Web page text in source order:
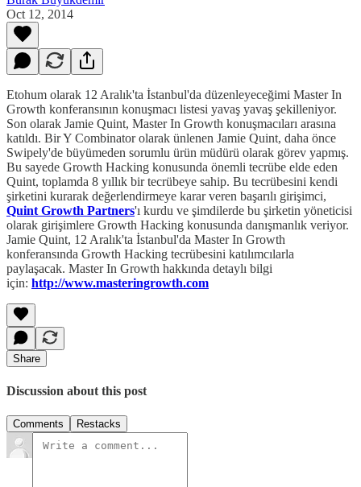
Oct 12, 2014
Etohum olarak 12 Aralık'ta İstanbul'da düzenleyeceğimi Master In
Growth konferansının konuşmacı listesi yavaş yavaş şekilleniyor.
Son olarak Jamie Quint, Master In Growth konuşmacıları arasına
katıldı. Bir Y Combinator olarak ünlenen Jamie Quint, daha önce
Swipely'de büyümeden sorumlu ürün müdürü olarak görev yapmış.
Bu sayede Growth Hacking konusunda önemli tecrübe elde eden
Quint, toplamda 8 yıllık bir tecrübeye sahip. Bu tecrübesini kendi
şirketini kurarak değerlendirmeye karar veren başarılı girişimci,
Quint Growth Partners'ı kurdu ve şimdilerde bu şirketin yöneticisi
olarak girişimlere Growth Hacking konusunda danışmanlık veriyor.
Jamie Quint, 12 Aralık'ta İstanbul'da Master In Growth
konferansında Growth Hacking tecrübesini katılımcılarla
paylaşacak. Master In Growth hakkında detaylı bilgi
için: http://www.masteringrowth.com
Share
Discussion about this post
Comments Restacks